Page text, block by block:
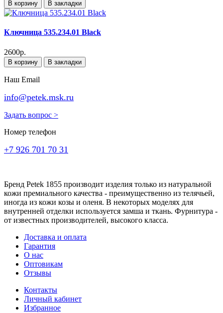
В корзину В закладки
Ключница 535.234.01 Black
2600р.
В корзину В закладки
Наш Email
info@petek.msk.ru
Задать вопрос >
Номер телефон
+7 926 701 70 31
Бренд Petek 1855 производит изделия только из натуральной
кожи премиального качества - преимущественно из телячьей,
иногда из кожи козы и оленя. В некоторых моделях для
внутренней отделки используется замша и ткань. Фурнитура -
от известных производителей, высокого класса.
Доставка и оплата
Гарантия
О нас
Оптовикам
Отзывы
Контакты
Личный кабинет
Избранное